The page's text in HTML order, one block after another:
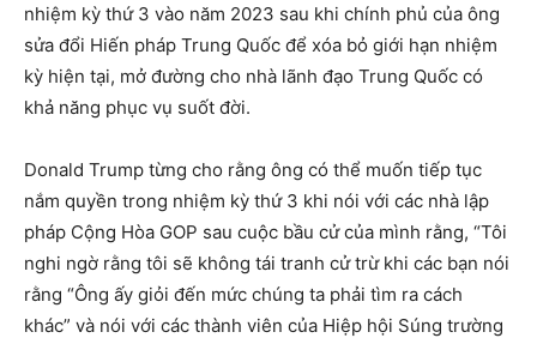
nhiệm kỳ thứ 3 vào năm 2023 sau khi chính phủ của ông
sửa đổi Hiến pháp Trung Quốc để xóa bỏ giới hạn nhiệm
kỳ hiện tại, mở đường cho nhà lãnh đạo Trung Quốc có
khả năng phục vụ suốt đời.
Donald Trump từng cho rằng ông có thể muốn tiếp tục
nắm quyền trong nhiệm kỳ thứ 3 khi nói với các nhà lập
pháp Cộng Hòa GOP sau cuộc bầu cử của mình rằng, “Tôi
nghi ngờ rằng tôi sẽ không tái tranh cử trừ khi các bạn nói
rằng “Ông ấy giỏi đến mức chúng ta phải tìm ra cách
khác” và nói với các thành viên của Hiệp hội Súng trường